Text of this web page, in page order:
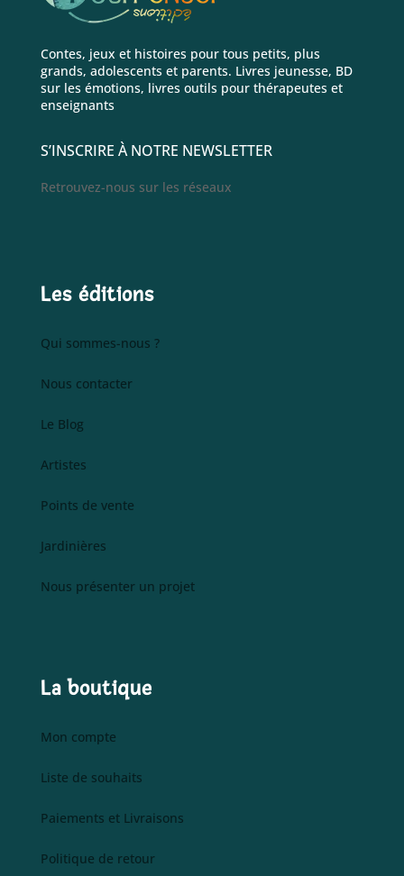
Contes, jeux et histoires pour tous petits, plus
grands, adolescents et parents. Livres jeunesse, BD
sur les émotions, livres outils pour thérapeutes et
enseignants
S’INSCRIRE À NOTRE NEWSLETTER
Retrouvez-nous sur les réseaux
Les éditions
Qui sommes-nous ?
Nous contacter
Le Blog
Artistes
Points de vente
Jardinières
Nous présenter un projet
La boutique
Mon compte
Liste de souhaits
Paiements et Livraisons
Politique de retour